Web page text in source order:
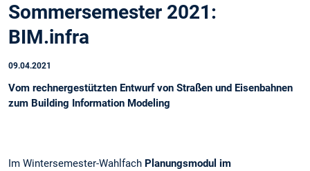
Sommersemester 2021:
BIM.infra
09.04.2021
Vom rechnergestützten Entwurf von Straßen und Eisenbahnen
zum Building Information Modeling
Im Wintersemester-Wahlfach Planungsmodul im